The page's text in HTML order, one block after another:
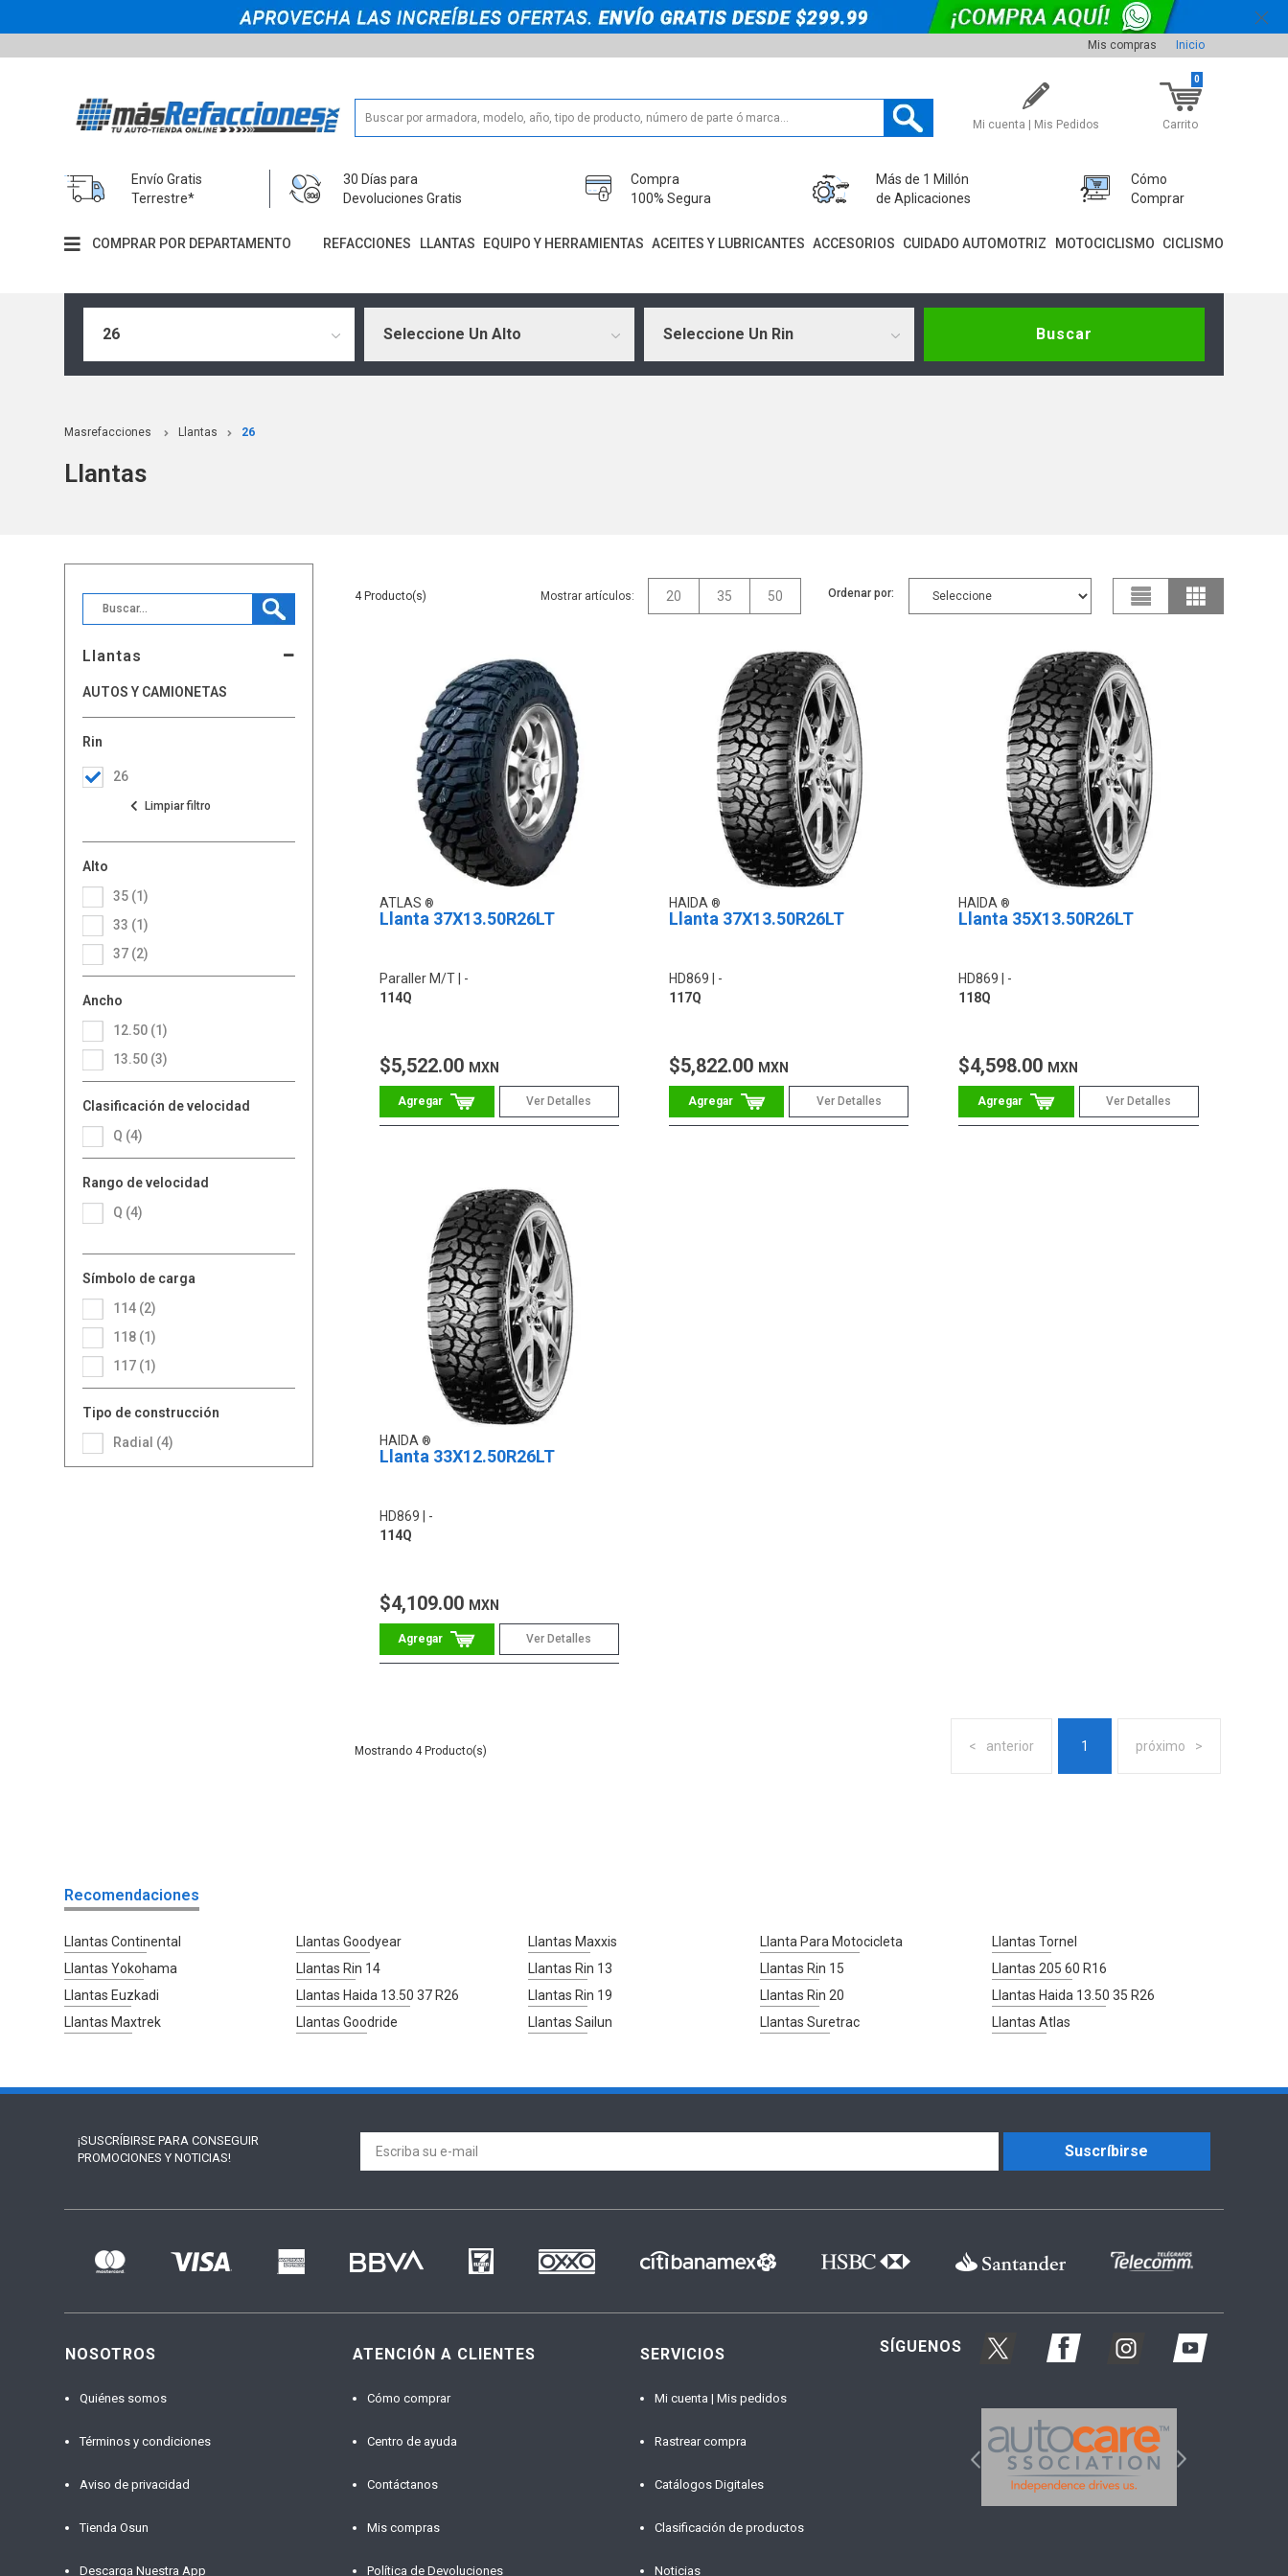
Mis compras Inicio
Mi cuenta | Mis Pedidos Carrito
0
Envío Gratis
Terrestre*
30 Días para
Devoluciones Gratis
Compra
100% Segura
Más de 1 Millón
de Aplicaciones
Cómo
Comprar
COMPRAR POR DEPARTAMENTO REFACCIONES LLANTAS EQUIPO Y HERRAMIENTAS ACEITES Y LUBRICANTES ACCESORIOS CUIDADO AUTOMOTRIZ MOTOCICLISMO CICLISMO
Masrefacciones Llantas 26
Llantas
26 Seleccione Un Alto Seleccione Un Rin Buscar
Llantas
AUTOS Y CAMIONETAS
Ancho
12.50 (1)
13.50 (3)
Alto
35 (1)
33 (1)
37 (2)
Rin
26
Tipo de construcción
Radial (4)
Clasificación de velocidad
Q (4)
Símbolo de carga
114 (2)
118 (1)
117 (1)
Rango de velocidad
Q (4)
4 Mostrar artículos: 20 35 50 Ordenar por:
ATLAS
Llanta 37X13.50R26LT
Paraller M/T
-
114Q
$5,522.00 MXN
Ver Detalles
HAIDA
Llanta 37X13.50R26LT
HD869
-
117Q
$5,822.00 MXN
Ver Detalles
HAIDA
Llanta 35X13.50R26LT
HD869
-
118Q
$4,598.00 MXN
Ver Detalles
HAIDA
Llanta 33X12.50R26LT
HD869
-
114Q
$4,109.00 MXN
Ver Detalles
anterior 1 próximo
4
Recomendaciones
Llantas Continental Llantas Goodyear Llantas Maxxis Llanta Para Motocicleta
Llantas Tornel
Llantas Yokohama
Llantas Rin 14 Llantas Rin 13 Llantas Rin 15
Llantas 205 60 R16
Llantas Euzkadi
Llantas Haida 13.50 37 R26 Llantas Rin 19 Llantas Rin 20
Llantas Haida 13.50 35 R26
Llantas Maxtrek
Llantas Goodride Llantas Sailun Llantas Suretrac Llantas Atlas
¡SUSCRÍBIRSE PARA CONSEGUIR
PROMOCIONES Y NOTICIAS!
Suscríbirse
NOSOTROS
Quiénes somos
Términos y condiciones
Aviso de privacidad
Tienda Osun
Descarga Nuestra App
ATENCIÓN A CLIENTES
Cómo comprar
Centro de ayuda
Contáctanos
Mis compras
Política de Devoluciones
SERVICIOS
Mi cuenta | Mis pedidos
Rastrear compra
Catálogos Digitales
Clasificación de productos
Noticias
SÍGUENOS